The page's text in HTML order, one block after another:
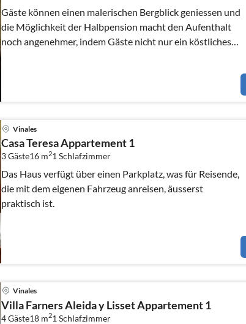
Gäste können einen malerischen Bergblick geniessen und
die Möglichkeit der Halbpension macht den Aufenthalt
noch angenehmer, indem Gäste nicht nur ein köstliches
Frühstück, sondern...
Vinales
Casa Teresa Appartement 1
3 Gäste16 m21 Schlafzimmer
Das Haus verfügt über einen Parkplatz, was für Reisende,
die mit dem eigenen Fahrzeug anreisen, äusserst
praktisch ist.
Vinales
Villa Farners Aleida y Lisset Appartement 1
4 Gäste18 m21 Schlafzimmer